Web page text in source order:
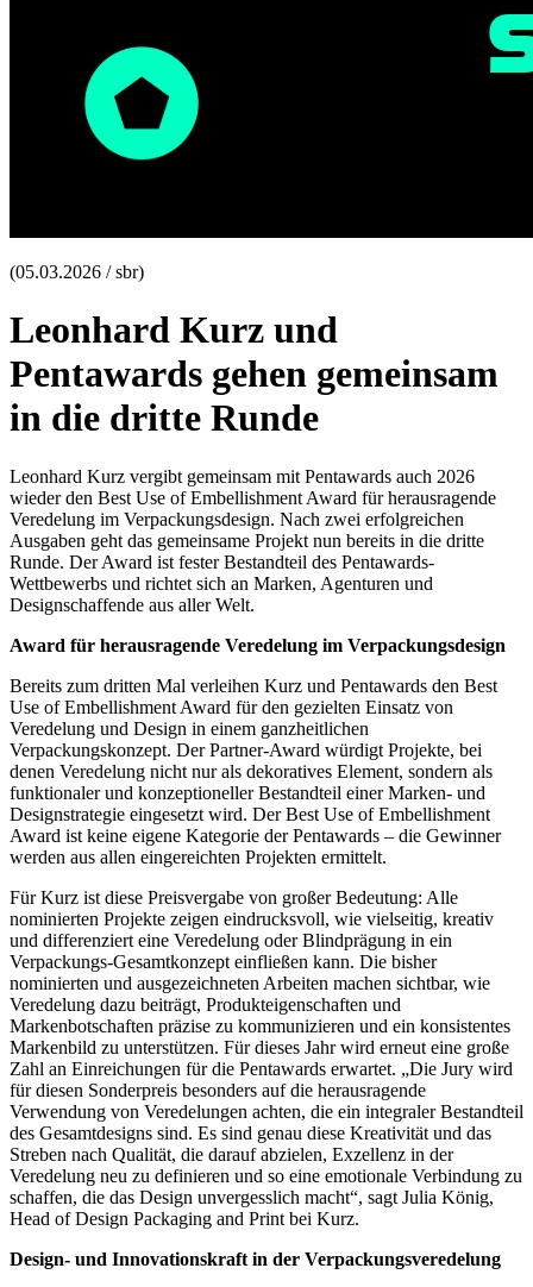
(05.03.2026 / sbr)
Leonhard Kurz und
Pentawards gehen gemeinsam
in die dritte Runde
Leonhard Kurz vergibt gemeinsam mit Pentawards auch 2026
wieder den Best Use of Embellishment Award für herausragende
Veredelung im Verpackungsdesign. Nach zwei erfolgreichen
Ausgaben geht das gemeinsame Projekt nun bereits in die dritte
Runde. Der Award ist fester Bestandteil des Pentawards-
Wettbewerbs und richtet sich an Marken, Agenturen und
Designschaffende aus aller Welt.
Award für herausragende Veredelung im Verpackungsdesign
Bereits zum dritten Mal verleihen Kurz und Pentawards den Best
Use of Embellishment Award für den gezielten Einsatz von
Veredelung und Design in einem ganzheitlichen
Verpackungskonzept. Der Partner-Award würdigt Projekte, bei
denen Veredelung nicht nur als dekoratives Element, sondern als
funktionaler und konzeptioneller Bestandteil einer Marken- und
Designstrategie eingesetzt wird. Der Best Use of Embellishment
Award ist keine eigene Kategorie der Pentawards – die Gewinner
werden aus allen eingereichten Projekten ermittelt.
Für Kurz ist diese Preisvergabe von großer Bedeutung: Alle
nominierten Projekte zeigen eindrucksvoll, wie vielseitig, kreativ
und differenziert eine Veredelung oder Blindprägung in ein
Verpackungs-Gesamtkonzept einfließen kann. Die bisher
nominierten und ausgezeichneten Arbeiten machen sichtbar, wie
Veredelung dazu beiträgt, Produkteigenschaften und
Markenbotschaften präzise zu kommunizieren und ein konsistentes
Markenbild zu unterstützen. Für dieses Jahr wird erneut eine große
Zahl an Einreichungen für die Pentawards erwartet. „Die Jury wird
für diesen Sonderpreis besonders auf die herausragende
Verwendung von Veredelungen achten, die ein integraler Bestandteil
des Gesamtdesigns sind. Es sind genau diese Kreativität und das
Streben nach Qualität, die darauf abzielen, Exzellenz in der
Veredelung neu zu definieren und so eine emotionale Verbindung zu
schaffen, die das Design unvergesslich macht“, sagt Julia König,
Head of Design Packaging and Print bei Kurz.
Design- und Innovationskraft in der Verpackungsveredelung